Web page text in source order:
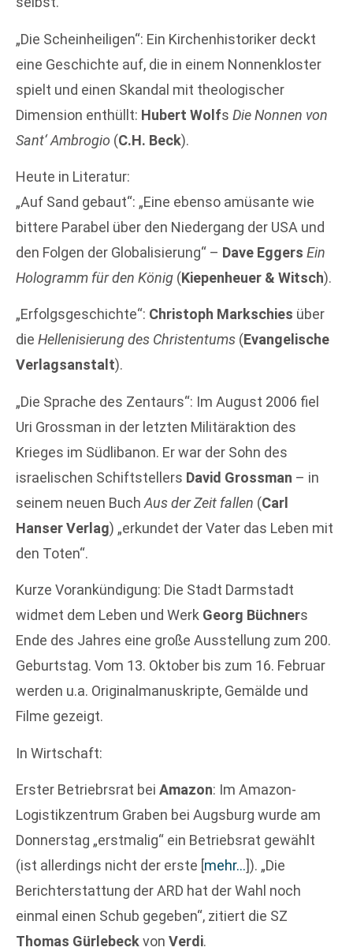
„Die Scheinheiligen“: Ein Kirchenhistoriker deckt
eine Geschichte auf, die in einem Nonnenkloster
spielt und einen Skandal mit theologischer
Dimension enthüllt: Hubert Wolfs Die Nonnen von
Sant‘ Ambrogio (C.H. Beck).
Heute in Literatur:
„Auf Sand gebaut“: „Eine ebenso amüsante wie
bittere Parabel über den Niedergang der USA und
den Folgen der Globalisierung“ – Dave Eggers Ein
Hologramm für den König (Kiepenheuer & Witsch).
„Erfolgsgeschichte“: Christoph Markschies über
die Hellenisierung des Christentums (Evangelische
Verlagsanstalt).
„Die Sprache des Zentaurs“: Im August 2006 fiel
Uri Grossman in der letzten Militäraktion des
Krieges im Südlibanon. Er war der Sohn des
israelischen Schiftstellers David Grossman – in
seinem neuen Buch Aus der Zeit fallen (Carl
Hanser Verlag) „erkundet der Vater das Leben mit
den Toten“.
Kurze Vorankündigung: Die Stadt Darmstadt
widmet dem Leben und Werk Georg Büchners
Ende des Jahres eine große Ausstellung zum 200.
Geburtstag. Vom 13. Oktober bis zum 16. Februar
werden u.a. Originalmanuskripte, Gemälde und
Filme gezeigt.
In Wirtschaft:
Erster Betriebrsrat bei Amazon: Im Amazon-
Logistikzentrum Graben bei Augsburg wurde am
Donnerstag „erstmalig“ ein Betriebsrat gewählt
(ist allerdings nicht der erste [mehr…]). „Die
Berichterstattung der ARD hat der Wahl noch
einmal einen Schub gegeben“, zitiert die SZ
Thomas Gürlebeckvon Verdi.